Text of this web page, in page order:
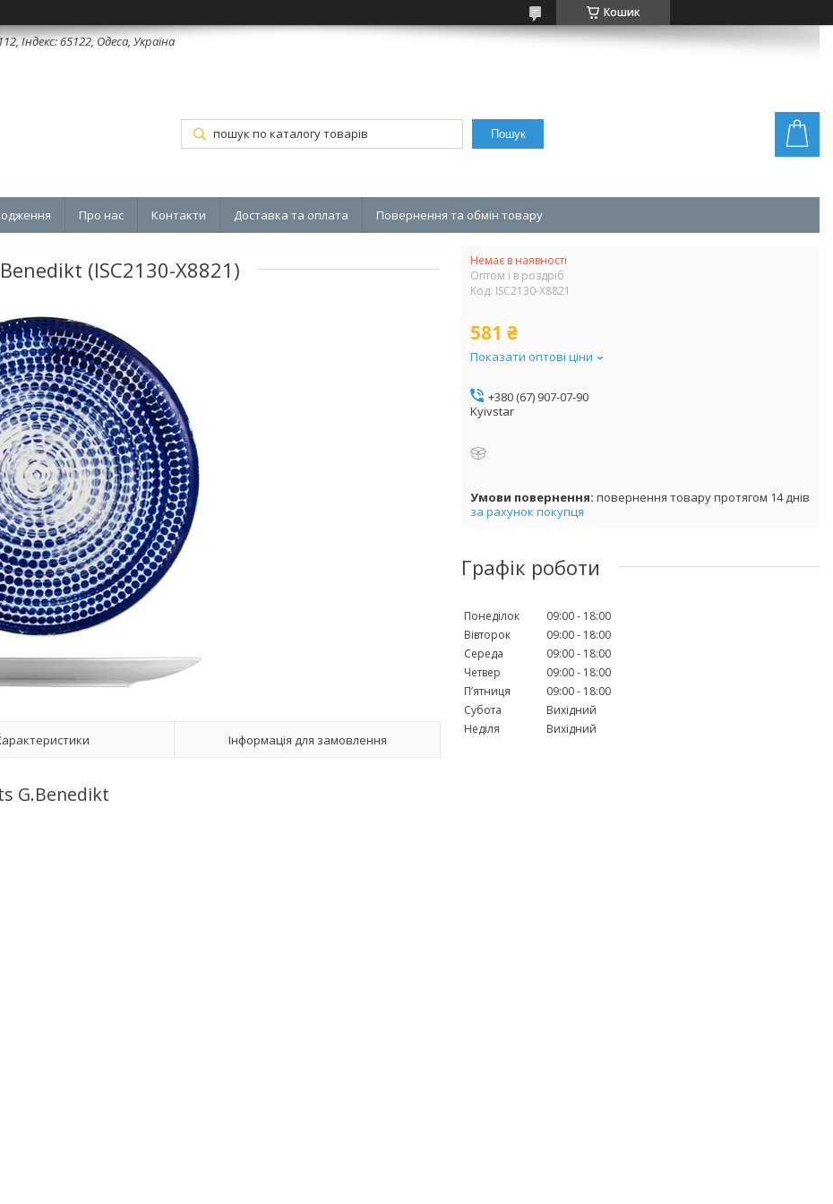
Кошик
Індекс: 65122, Одеса, Україна
Пошук
Про нас Контакти Доставка та оплата Повернення та обмін товару
(ISC2130-X8821)
Інформація для замовлення
G.Benedikt
Немає в наявності
Оптом і в роздріб
Код: ISC2130-X8821
581 ₴
Показати оптові ціни
+380 (67) 907-07-90
Kyivstar
повернення товару протягом 14 днів
за рахунок покупця
Графік роботи
Понеділок 09:00
18:00
Вівторок
09:00
18:00
Середа
09:00
18:00
Четвер
09:00
18:00
Пʼятниця
09:00
18:00
Субота
Вихідний
Неділя
Вихідний